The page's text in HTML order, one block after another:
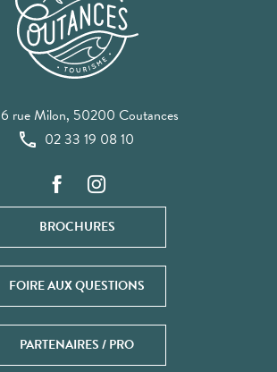
6 rue Milon, 50200 Coutances
02 33 19 08 10
BROCHURES
FOIRE AUX QUESTIONS
PARTENAIRES / PRO